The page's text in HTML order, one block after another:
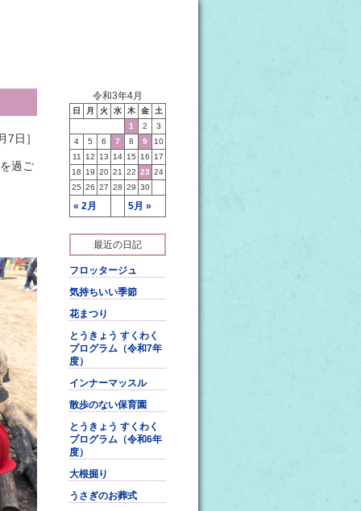
7日］
過ご
令和3年4月
日 月 火 水 木 金 土
« 2月 5月 »
1 2
3
4
5 6 7 8 9
10
11
12 13 14 15 16
17
18
19 20 21 22 23 24
25 26 27 28 29 30
最近の日記
フロッタージュ
気持ちいい季節
花まつり
とうきょう すくわく
プログラム（令和7年
度）
インナーマッスル
散歩のない保育園
とうきょう すくわく
プログラム（令和6年
度）
大根掘り
うさぎのお葬式